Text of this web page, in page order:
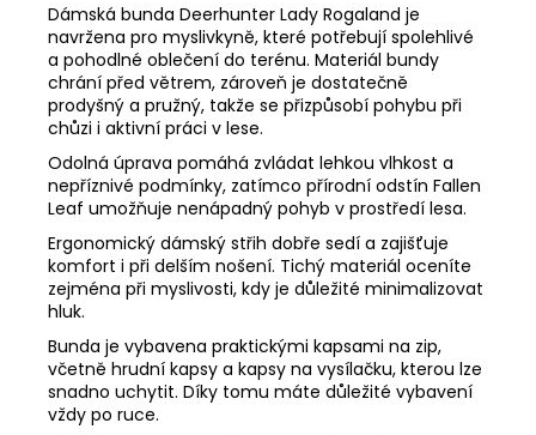
Dámská bunda Deerhunter Lady Rogaland je
navržena pro myslivkyně, které potřebují spolehlivé
a pohodlné oblečení do terénu. Materiál bundy
chrání před větrem, zároveň je dostatečně
prodyšný a pružný, takže se přizpůsobí pohybu při
chůzi i aktivní práci v lese.
Odolná úprava pomáhá zvládat lehkou vlhkost a
nepříznivé podmínky, zatímco přírodní odstín Fallen
Leaf umožňuje nenápadný pohyb v prostředí lesa.
Ergonomický dámský střih dobře sedí a zajišťuje
komfort i při delším nošení. Tichý materiál oceníte
zejména při myslivosti, kdy je důležité minimalizovat
hluk.
Bunda je vybavena praktickými kapsami na zip,
včetně hrudní kapsy a kapsy na vysílačku, kterou lze
snadno uchytit. Díky tomu máte důležité vybavení
vždy po ruce.